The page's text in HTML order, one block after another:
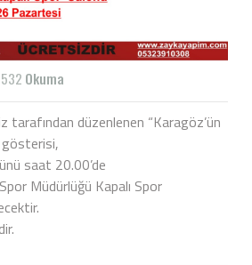
532 Okuma
tarafından düzenlenen “Karagöz’ün
gösterisi,
saat 20.00’de
Müdürlüğü Kapalı Spor